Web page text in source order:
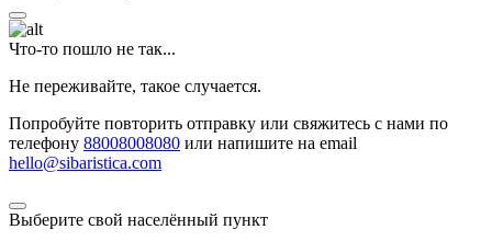
Что-то пошло не так...
Не переживайте, такое случается.
Попробуйте повторить отправку или свяжитесь с нами по
телефону 88008008080 или напишите на email
hello@sibaristica.com
Выберите свой населённый пункт